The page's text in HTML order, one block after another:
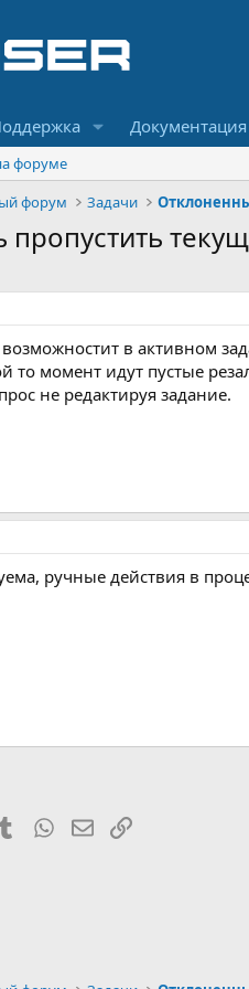
Документация
форуме
форум Задачи
в активном
то момент идут пустые
не редактируя задание.
ручные действия в
TumblrWhatsAppЭлектронная почта
Ссылка